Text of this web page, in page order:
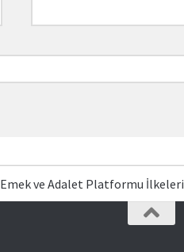
Emek ve Adalet Platformu İlkeleri